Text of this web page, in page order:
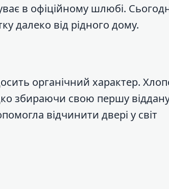
в офіційному шлюбі.
далеко від рідного дому.
органічний характер.
збираючи свою першу
відчинити двері у світ